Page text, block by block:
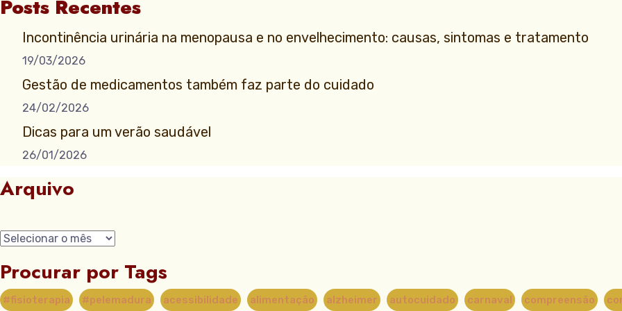
Posts Recentes
Incontinência urinária na menopausa e no envelhecimento: causas, sintomas e tratamento
19/03/2026
Gestão de medicamentos também faz parte do cuidado
24/02/2026
Dicas para um verão saudável
26/01/2026
Arquivo
Procurar por Tags
#fisioterapia #pelemadura acessibilidade alimentação alzheimer autocuidado carnaval compreensão